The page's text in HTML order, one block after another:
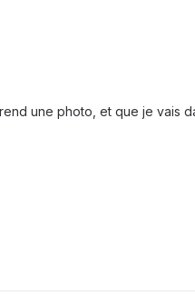
une photo, et que je vais